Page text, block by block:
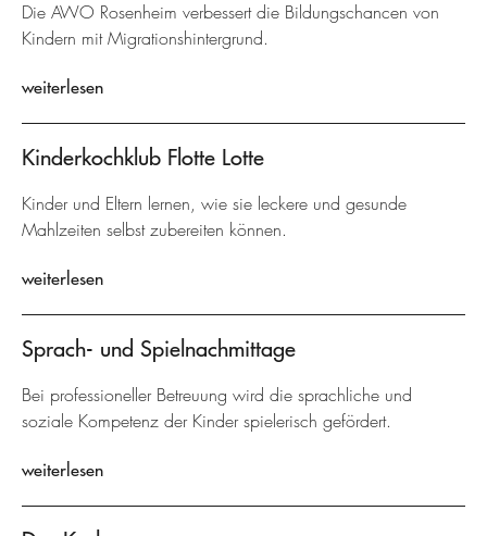
Die AWO Rosenheim verbessert die Bildungschancen von
Kindern mit Migrationshintergrund.
weiterlesen
Kinderkochklub Flotte Lotte
Kinder und Eltern lernen, wie sie leckere und gesunde
Mahlzeiten selbst zubereiten können.
weiterlesen
Sprach- und Spielnachmittage
Bei professioneller Betreuung wird die sprachliche und
soziale Kompetenz der Kinder spielerisch gefördert.
weiterlesen